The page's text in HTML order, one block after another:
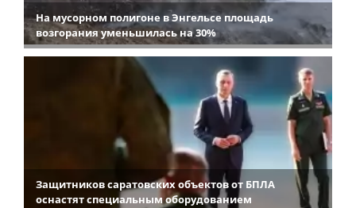
На мусорном полигоне в Энгельсе площадь
возгорания уменьшилась на 30%
Защитников саратовских объектов от БПЛА
оснастят специальным оборудованием